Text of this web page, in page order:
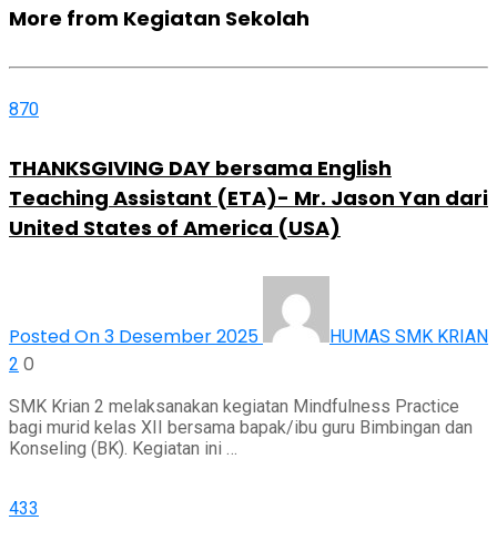
More from Kegiatan Sekolah
870
THANKSGIVING DAY bersama English
Teaching Assistant (ETA)- Mr. Jason Yan dari
United States of America (USA)
Posted On 3 Desember 2025
HUMAS SMK KRIAN
2 0
SMK Krian 2 melaksanakan kegiatan Mindfulness Practice
bagi murid kelas XII bersama bapak/ibu guru Bimbingan dan
Konseling (BK). Kegiatan ini …
433